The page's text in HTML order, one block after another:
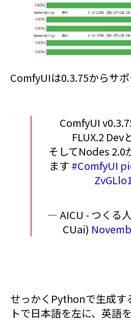
ComfyUIは0.3.75からサポ
ComfyUI
FLUX.2 Dev
そしてNodes 2.0
ます #ComfyUI
— AICU - つくる
CUai)
せっかくPythonで生成す
トで日本語を左に、英語